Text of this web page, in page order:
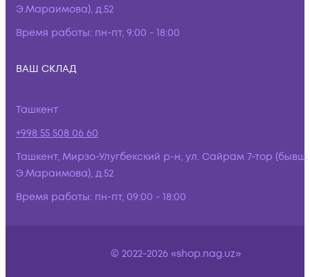
Э.Мараимова), д.52
Время работы: пн-пт, 9:00 - 18:00
ВАШ СКЛАД
Ташкент
+998 55 508 06 60
Ташкент, Мирзо-Улугбекский р-н, ул. Сайрам 7-тор (бывш.
Э.Мараимова), д.52
Время работы: пн-пт, 09:00 - 18:00
© 2022-2026 «shop.nag.uz»